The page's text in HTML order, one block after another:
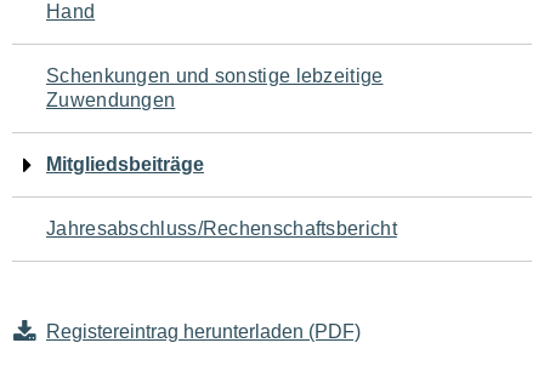
Hand
Schenkungen und sonstige lebzeitige
Zuwendungen
Mitgliedsbeiträge
Jahresabschluss/Rechenschaftsbericht
Registereintrag herunterladen (PDF)